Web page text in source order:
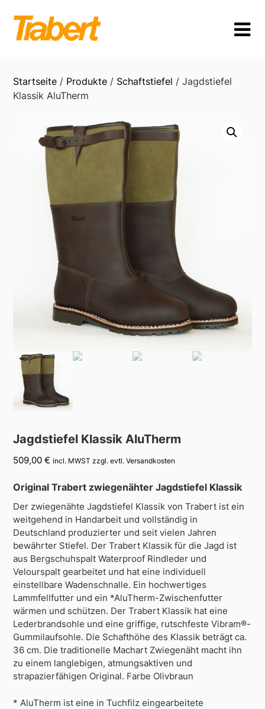
content
Startseite / Produkte / Schaftstiefel / Jagdstiefel
Klassik AluTherm
Jagdstiefel Klassik AluTherm
509,00€ incl. MWST zzgl. evtl. Versandkosten
Original Trabert zwiegenähter Jagdstiefel Klassik
Der zwiegenähte Jagdstiefel Klassik von Trabert ist ein
weitgehend in Handarbeit und vollständig in
Deutschland produzierter und seit vielen Jahren
bewährter Stiefel. Der Trabert Klassik für die Jagd ist
aus Bergschuhspalt Waterproof Rindleder und
Velourspalt gearbeitet und hat eine individuell
einstellbare Wadenschnalle. Ein hochwertiges
Lammfellfutter und ein *AluTherm-Zwischenfutter
wärmen und schützen. Der Trabert Klassik hat eine
Lederbrandsohle und eine griffige, rutschfeste Vibram®-
Gummilaufsohle. Die Schafthöhe des Klassik beträgt ca.
36 cm. Die traditionelle Machart Zwiegenäht macht ihn
zu einem langlebigen, atmungsaktiven und
strapazierfähigen Original. Farbe Olivbraun
* AluTherm ist eine in Tuchfilz eingearbeitete